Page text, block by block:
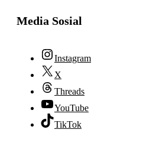
Media Sosial
Instagram
X
Threads
YouTube
TikTok